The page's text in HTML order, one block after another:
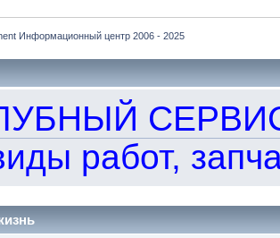
Информационный центр 2006 - 2025
работ,